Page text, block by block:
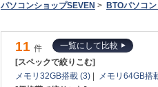
パソコンショップSEVEN > BTOパソコ
11 件
一覧にして比較
[スペックで絞りこむ]
メモリ32GB搭載 (3) |
メモリ64GB搭